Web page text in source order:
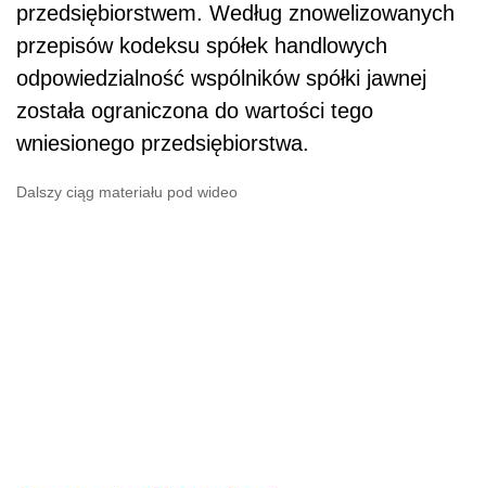
przedsiębiorstwem. Według znowelizowanych
przepisów kodeksu spółek handlowych
odpowiedzialność wspólników spółki jawnej
została ograniczona do wartości tego
wniesionego przedsiębiorstwa.
Dalszy ciąg materiału pod wideo